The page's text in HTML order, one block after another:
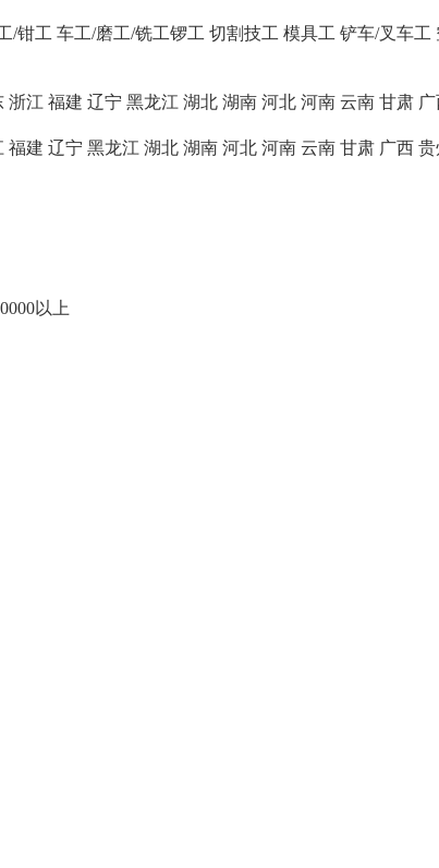
/钳工 车工/磨工/铣工锣工 切割技工 模具工 铲车/叉车工
浙江 福建 辽宁 黑龙江 湖北 湖南 河北 河南 云南 甘肃
福建 辽宁 黑龙江 湖北 湖南 河北 河南 云南 甘肃 广西 贵
以上